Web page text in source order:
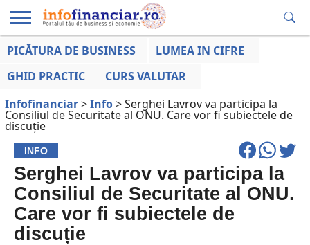
EDUCAȚIE
LA ZI
AFACERILOR
PICĂTURA DE BUSINESS
LUMEA IN CIFRE
GHID PRACTIC
CURS VALUTAR
Infofinanciar>Info>Serghei Lavrov va participa la
Consiliul de Securitate al ONU. Care vor fi subiectele de
discuție
INFO
Serghei Lavrov va participa la
Consiliul de Securitate al ONU.
Care vor fi subiectele de
discuție